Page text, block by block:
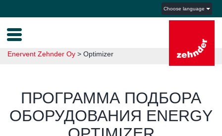
Choose language
Enervent Zehnder Oy > Optimizer
ПРОГРАММА ПОДБОРА
ОБОРУДОВАНИЯ ENERGY